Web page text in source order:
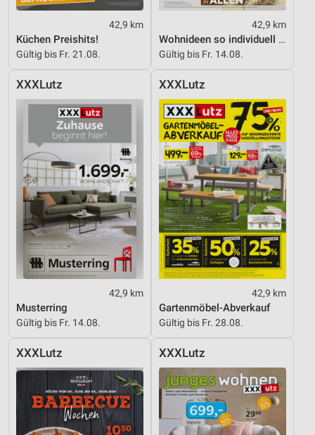
42,9 km
Küchen Preishits!
Gültig bis Fr. 21.08.
42,9 km
Wohnideen so individuell wie du!
Gültig bis Fr. 14.08.
XXXLutz
42,9 km
Musterring
Gültig bis Fr. 14.08.
XXXLutz
42,9 km
Gartenmöbel-Abverkauf
Gültig bis Fr. 28.08.
XXXLutz XXXLutz